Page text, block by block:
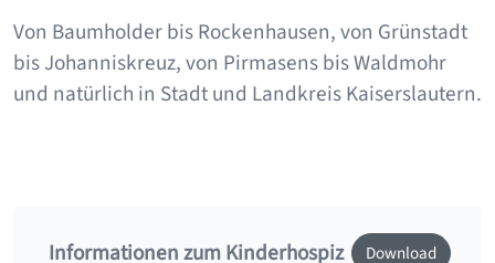
Von Baumholder bis Rockenhausen, von Grünstadt
bis Johanniskreuz, von Pirmasens bis Waldmohr
und natürlich in Stadt und Landkreis Kaiserslautern.
Informationen zum Kinderhospiz Download